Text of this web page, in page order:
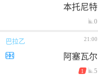
本托尼特
0
巴拉乙 21:00
阿塞瓦尔
1 5